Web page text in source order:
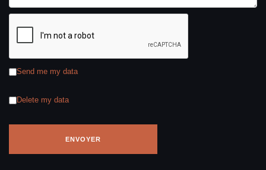
Send me my data
Delete my data